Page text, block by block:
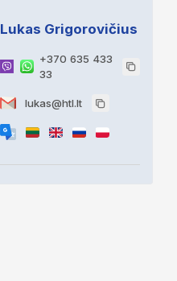
Lukas Grigorovičius
+370 635 433
33
lukas@htl.lt